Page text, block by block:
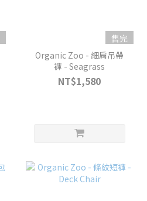
售完
Organic Zoo - 細肩吊帶
褲 - Seagrass
NT$1,580